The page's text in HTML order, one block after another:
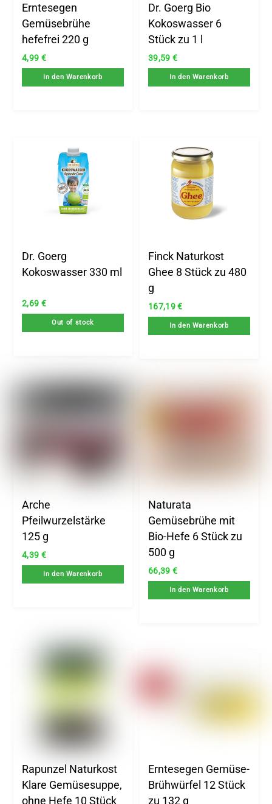
Erntesegen
Gemüsebrühe
hefefrei 220 g
4,99 €
In den Warenkorb
Dr. Goerg Bio
Kokoswasser 6
Stück zu 1 l
39,59 €
In den Warenkorb
Dr. Goerg
Kokoswasser 330 ml
2,69 €
Out of stock
Finck Naturkost
Ghee 8 Stück zu 480
g
167,19€
In den Warenkorb
Arche
Pfeilwurzelstärke
125 g
4,39 €
In den Warenkorb
Naturata
Gemüsebrühe mit
Bio-Hefe 6 Stück zu
500 g
66,39 €
In den Warenkorb
Rapunzel Naturkost
Klare Gemüsesuppe,
ohne Hefe 10 Stück
Erntesegen Gemüse-
Brühwürfel 12 Stück
zu 132 g